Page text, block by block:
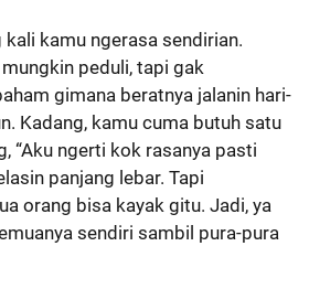
kali kamu ngerasa sendirian.
peduli, tapi gak
gimana beratnya jalanin hari-
Kadang, kamu cuma butuh satu
“Aku ngerti kok rasanya pasti
panjang lebar. Tapi
orang bisa kayak gitu. Jadi, ya
sendiri sambil pura-pura